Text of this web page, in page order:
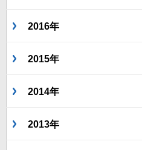
2016年
2015年
2014年
2013年